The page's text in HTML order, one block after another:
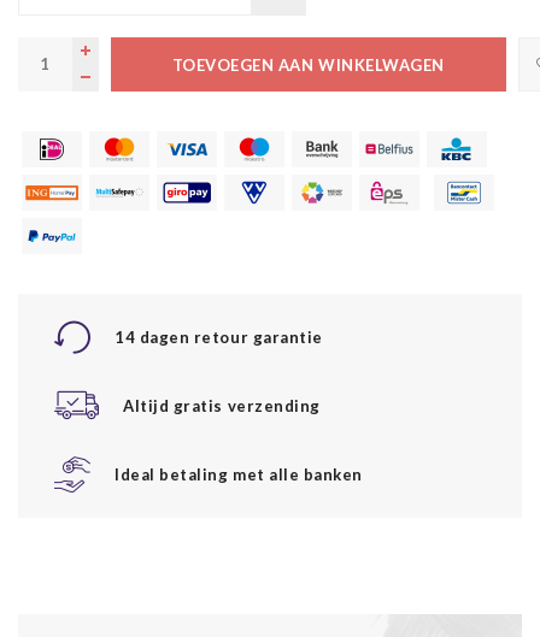
TOEVOEGEN AAN WINKELWAGEN
14 dagen retour garantie
Altijd gratis verzending
Ideal betaling met alle banken